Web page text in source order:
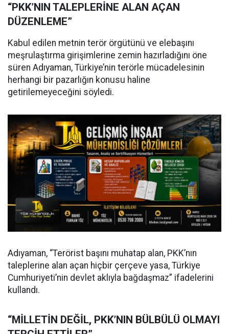
“PKK’NIN TALEPLERİNE ALAN AÇAN
DÜZENLEME”
Kabul edilen metnin terör örgütünü ve elebaşını
meşrulaştırma girişimlerine zemin hazırladığını öne
süren Adıyaman, Türkiye’nin terörle mücadelesinin
herhangi bir pazarlığın konusu haline
getirilemeyeceğini söyledi.
Adıyaman, “Terörist başını muhatap alan, PKK’nın
taleplerine alan açan hiçbir çerçeve yasa, Türkiye
Cumhuriyeti’nin devlet aklıyla bağdaşmaz” ifadelerini
kullandı.
“MİLLETİN DEĞİL, PKK’NIN BÜLBÜLÜ OLMAYI